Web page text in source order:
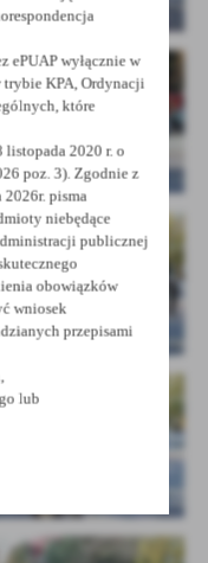
ePUAP wyłącznie w
trybie KPA, Ordynacji
które
listopada 2020 r. o
poz. 3). Zgodnie z
pisma
niebędące
publicznej
obowiązków
wniosek
przepisami
lub